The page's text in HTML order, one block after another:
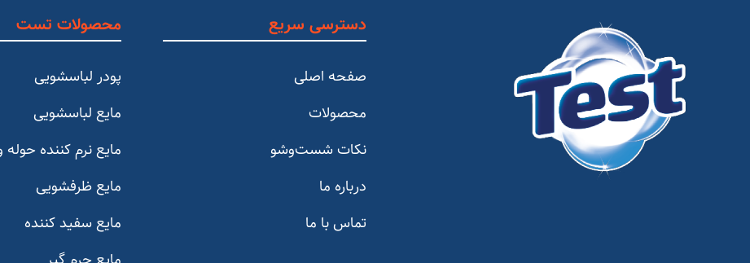
دسترسی سریع
صفحه اصلی
محصولات
نکات شست‌و‌شو
درباره ما
تماس با ما
محصولات تست
پودر لباسشویی
مایع لباسشویی
مایع نرم کننده
مایع ظرفشویی
مایع سفید کننده